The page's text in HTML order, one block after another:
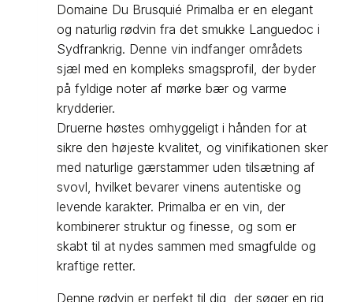
Domaine Du Brusquié Primalba er en elegant
og naturlig rødvin fra det smukke Languedoc i
Sydfrankrig. Denne vin indfanger områdets
sjæl med en kompleks smagsprofil, der byder
på fyldige noter af mørke bær og varme
krydderier.
Druerne høstes omhyggeligt i hånden for at
sikre den højeste kvalitet, og vinifikationen sker
med naturlige gærstammer uden tilsætning af
svovl, hvilket bevarer vinens autentiske og
levende karakter. Primalba er en vin, der
kombinerer struktur og finesse, og som er
skabt til at nydes sammen med smagfulde og
kraftige retter.
Denne rødvin er perfekt til dig, der søger en rig